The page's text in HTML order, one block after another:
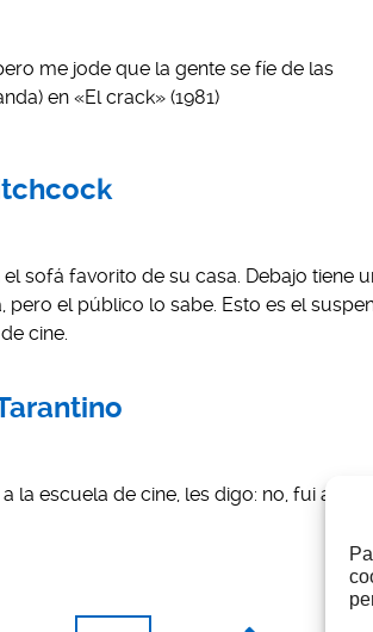
me jode que la gente se fíe de las
en «El crack» (1981)
sofá favorito de su casa. Debajo tiene
pero el público lo sabe. Esto es el
cine.
escuela de cine, les digo: no, fui al